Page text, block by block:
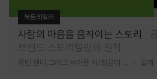
북트레일러
사람의 마음을 움직이는 스토리
브랜드 스토리텔링의 원칙
알레